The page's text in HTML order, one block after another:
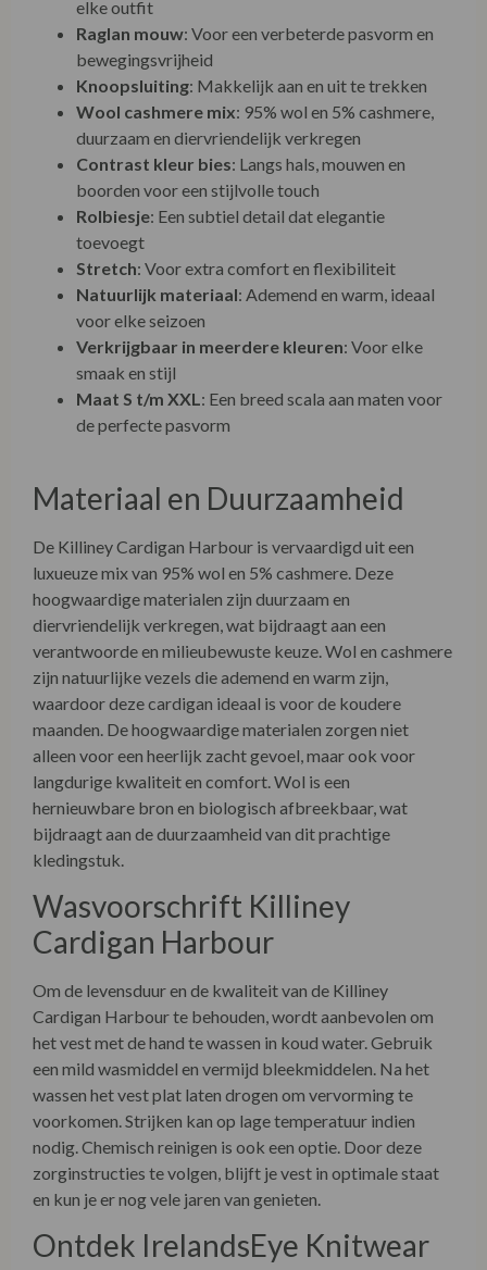
elke outfit
Raglan mouw: Voor een verbeterde pasvorm en
bewegingsvrijheid
Knoopsluiting: Makkelijk aan en uit te trekken
Wool cashmere mix: 95% wol en 5% cashmere,
duurzaam en diervriendelijk verkregen
Contrast kleur bies: Langs hals, mouwen en
boorden voor een stijlvolle touch
Rolbiesje: Een subtiel detail dat elegantie
toevoegt
Stretch: Voor extra comfort en flexibiliteit
Natuurlijk materiaal: Ademend en warm, ideaal
voor elke seizoen
Verkrijgbaar in meerdere kleuren: Voor elke
smaak en stijl
Maat S t/m XXL: Een breed scala aan maten voor
de perfecte pasvorm
Materiaal en Duurzaamheid
De Killiney Cardigan Harbour is vervaardigd uit een
luxueuze mix van 95% wol en 5% cashmere. Deze
hoogwaardige materialen zijn duurzaam en
diervriendelijk verkregen, wat bijdraagt aan een
verantwoorde en milieubewuste keuze. Wol en cashmere
zijn natuurlijke vezels die ademend en warm zijn,
waardoor deze cardigan ideaal is voor de koudere
maanden. De hoogwaardige materialen zorgen niet
alleen voor een heerlijk zacht gevoel, maar ook voor
langdurige kwaliteit en comfort. Wol is een
hernieuwbare bron en biologisch afbreekbaar, wat
bijdraagt aan de duurzaamheid van dit prachtige
kledingstuk.
Wasvoorschrift Killiney
Cardigan Harbour
Om de levensduur en de kwaliteit van de Killiney
Cardigan Harbour te behouden, wordt aanbevolen om
het vest met de hand te wassen in koud water. Gebruik
een mild wasmiddel en vermijd bleekmiddelen. Na het
wassen het vest plat laten drogen om vervorming te
voorkomen. Strijken kan op lage temperatuur indien
nodig. Chemisch reinigen is ook een optie. Door deze
zorginstructies te volgen, blijft je vest in optimale staat
en kun je er nog vele jaren van genieten.
Ontdek IrelandsEye Knitwear